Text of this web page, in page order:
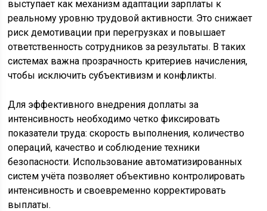
выступает как механизм адаптации зарплаты к
реальному уровню трудовой активности. Это снижает
риск демотивации при перегрузках и повышает
ответственность сотрудников за результаты. В таких
системах важна прозрачность критериев начисления,
чтобы исключить субъективизм и конфликты.
Для эффективного внедрения доплаты за
интенсивность необходимо четко фиксировать
показатели труда: скорость выполнения, количество
операций, качество и соблюдение техники
безопасности. Использование автоматизированных
систем учёта позволяет объективно контролировать
интенсивность и своевременно корректировать
выплаты.